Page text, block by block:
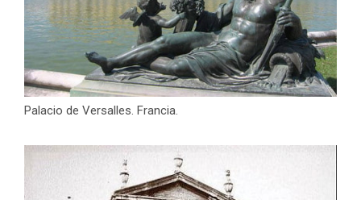
Palacio de Versalles. Francia.